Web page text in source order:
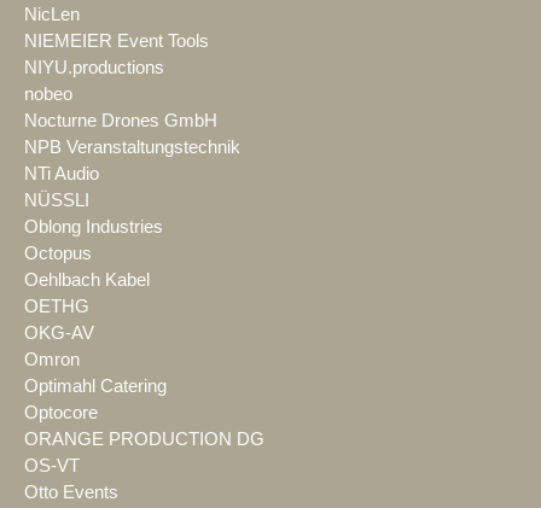
NicLen
NIEMEIER Event Tools
NIYU.productions
nobeo
Nocturne Drones GmbH
NPB Veranstaltungstechnik
NTi Audio
NÜSSLI
Oblong Industries
Octopus
Oehlbach Kabel
OETHG
OKG-AV
Omron
Optimahl Catering
Optocore
ORANGE PRODUCTION DG
OS-VT
Otto Events